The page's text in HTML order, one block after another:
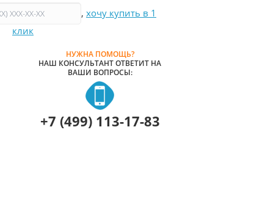
, хочу купить в 1
клик
НУЖНА ПОМОЩЬ?
НАШ КОНСУЛЬТАНТ ОТВЕТИТ НА
ВАШИ ВОПРОСЫ:
+7 (499) 113-17-83